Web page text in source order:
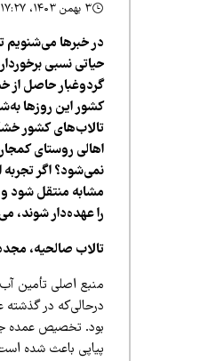
۳ بهمن ۱۴۰۳، ۱۷:۲۷
در خبرها می‌شنویم
حیاتی نسبی
گردوغبار حاصل از
کشور این روزها
تالاب‌های کشور
اهالی روستای
نمی‌شود؟ اگر
مشابه منتقل شود
را عهده‌دار شوند،
تالاب صالحیه،
منبع اصلی تأمین
درحالی‌که در گذشته
بود. تخصیص عمده
پیاپی باعث شده